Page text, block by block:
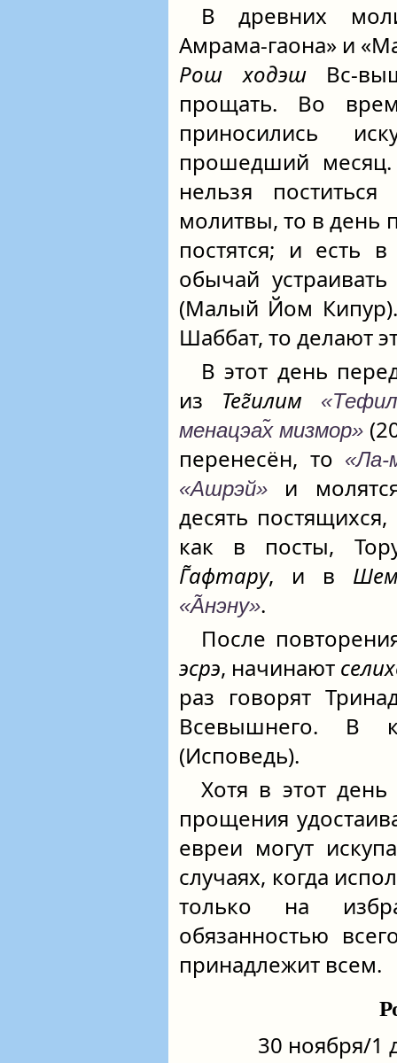
В древних
Амрама-гаона» и
Рош ходэш
прощать. Во
приносились
прошедший
нельзя
молитвы, то в день
постятся; и
обычай
(Малый Йом
Шаббат, то делают
В этот день
из Тег̃илим
менацэах̃ мизмор»
перенесён, то «Ла-
«Ашрэй»
и
десять
как в посты,
Г̃афтару, и в
«А̃нэну».
После
эсрэ, начинают
раз говорят
Всевышнего. В
(Исповедь).
Хотя в этот
прощения
евреи могут
случаях, когда
только на
обязанностью
принадлежит всем.
30 ноября/1